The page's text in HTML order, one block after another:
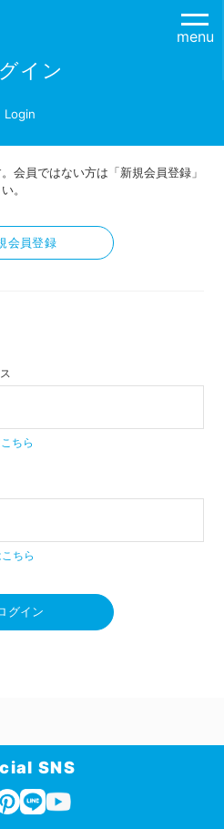
menu
イン
Login
会員ではない方は「新規会員登録」
。
会員登録
ちら
ちら
グイン
SNS